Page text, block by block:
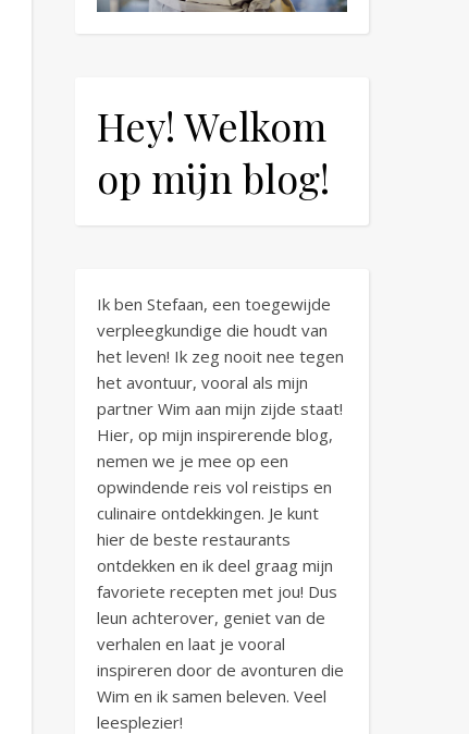
Hey! Welkom
op mijn blog!
Ik ben Stefaan, een toegewijde
verpleegkundige die houdt van
het leven! Ik zeg nooit nee tegen
het avontuur, vooral als mijn
partner Wim aan mijn zijde staat!
Hier, op mijn inspirerende blog,
nemen we je mee op een
opwindende reis vol reistips en
culinaire ontdekkingen. Je kunt
hier de beste restaurants
ontdekken en ik deel graag mijn
favoriete recepten met jou! Dus
leun achterover, geniet van de
verhalen en laat je vooral
inspireren door de avonturen die
Wim en ik samen beleven. Veel
leesplezier!